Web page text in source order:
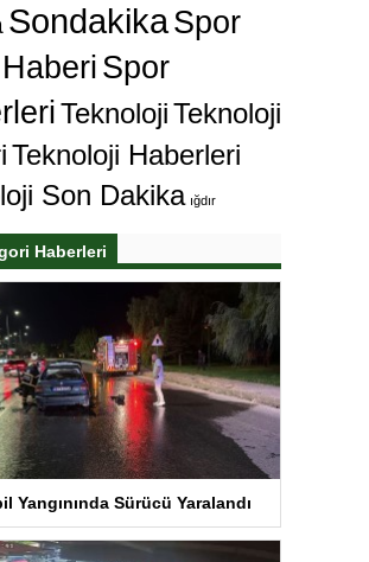
SondakikaSpor
Spor
TeknolojiTeknoloji
Teknoloji Haberleri
Son Dakika ığdır
Haberleri
Yangınında Sürücü Yaralandı